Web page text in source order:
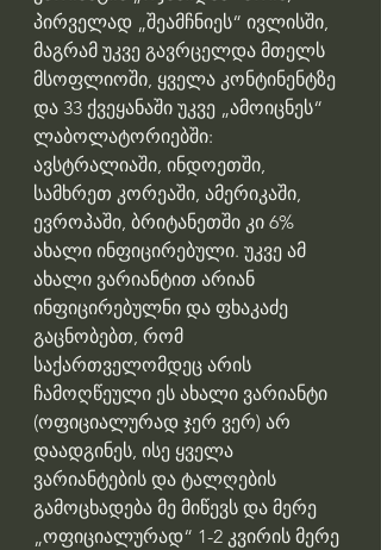
პირველად „შეამჩნიეს“ ივლისში,
მაგრამ უკვე გავრცელდა მთელს
მსოფლიოში, ყველა კონტინენტზე
და 33 ქვეყანაში უკვე „ამოიცნეს“
ლაბოლატორიებში:
ავსტრალიაში, ინდოეთში,
სამხრეთ კორეაში, ამერიკაში,
ევროპაში, ბრიტანეთში კი 6%
ახალი ინფიცირებული. უკვე ამ
ახალი ვარიანტით არიან
ინფიცირებულნი და ფხაკაძე
გაცნობებთ, რომ
საქართველომდეც არის
ჩამოღწეული ეს ახალი ვარიანტი
(ოფიციალურად ჯერ ვერ) არ
დაადგინეს, ისე ყველა
ვარიანტების და ტალღების
გამოცხადება მე მიწევს და მერე
„ოფიციალურად“ 1-2 კვირის მერე